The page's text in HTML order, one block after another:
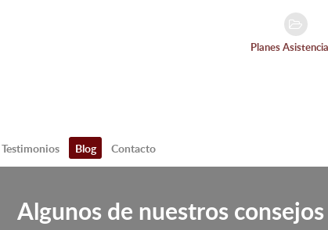
Planes
Testimonios Blog Contacto
Algunos de nuestros consejos